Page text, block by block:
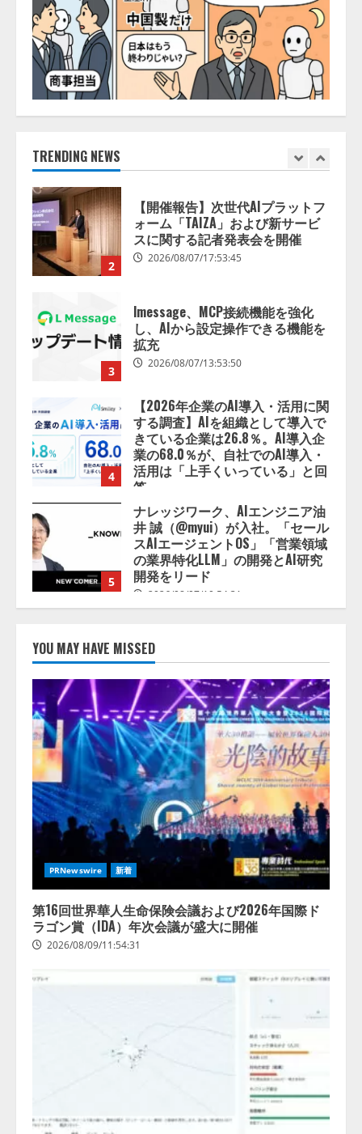
TRENDING NEWS
2026/08/07/10:54:31
1
【ドローン
AI】ドローン操縦を
AIがアドバイス「AIコーチ」をリ
リース
2026/08/09/01:53:44
2
ォーム「TAIZA」および新サービ
lmessage、MCP接続機能を強化
し、AIから設定操作できる機能を
4
【2026年企業のAI導入・活用に関
する調査】AIを組織として導入で
活用は「上手くいっている」と回
答
2026/08/07/13:53:50
ナレッジワーク、AIエンジニア油
井 誠（@myui）が入社。「セール
スAIエージェントOS」「営業領域
開発をリード
2026/08/07/10:54:31
【ドローン
AI】ドローン操縦を
AIがアドバイス「AIコーチ」をリ
2
ォーム「TAIZA」および新サービ
スに関する記者発表会を開催
2026/08/07/17:53:45
3
lmessage、MCP接続機能を強化
し、AIから設定操作できる機能を
拡充
2026/08/07/13:53:50
4
【2026年企業のAI導入・活用に関
する調査】AIを組織として導入で
きている企業は26.8％。AI導入企
業の68.0％が、自社でのAI導入・
活用は「上手くいっている」と回
答
YOU MAY HAVE MISSED
PRNewswire 新着
第16回世界華人生命保険会議および2026年国際ド
ラゴン賞（IDA）年次会議が盛大に開催
2026/08/09/11:54:31